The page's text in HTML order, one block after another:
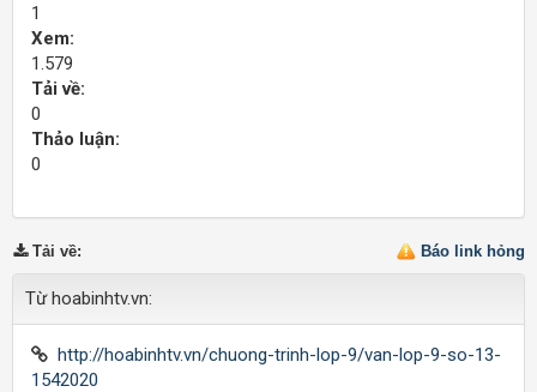
1
Xem:
1.579
Tải về:
0
Thảo luận:
0
Báo link hỏng
Tải về:
Từ hoabinhtv.vn:
http://hoabinhtv.vn/chuong-trinh-lop-9/van-lop-9-so-13-
1542020